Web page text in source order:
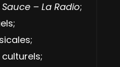
– La Radio;